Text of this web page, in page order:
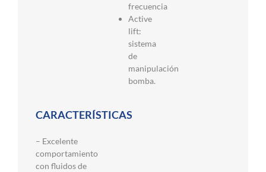
frecuencia
Active
lift:
sistema
de
manipulación
bomba.
CARACTERÍSTICAS
– Excelente
comportamiento
con fluidos de